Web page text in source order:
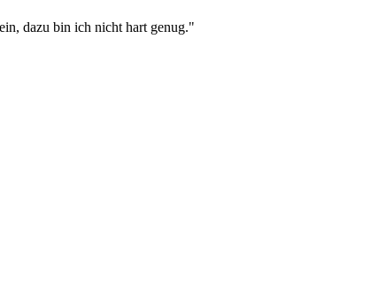
dazu bin ich nicht hart genug."